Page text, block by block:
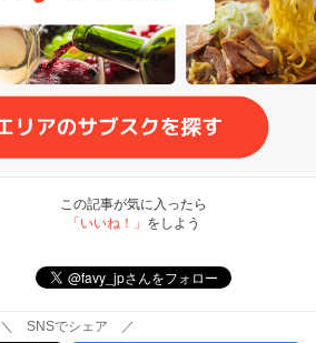
この記事が気に入ったら
「いいね！」 をしよう
＼ SNSでシェア ／